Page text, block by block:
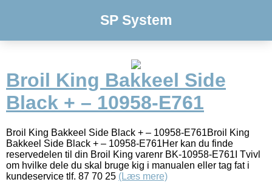
SP System
Broil King Bakkeel Side
Black + – 10958-E761
Broil King Bakkeel Side Black + – 10958-E761Broil King
Bakkeel Side Black + – 10958-E761Her kan du finde
reservedelen til din Broil King varenr BK-10958-E761I Tvivl
om hvilke dele du skal bruge kig i manualen eller tag fat i
kundeservice tlf. 87 70 25 (Læs mere)